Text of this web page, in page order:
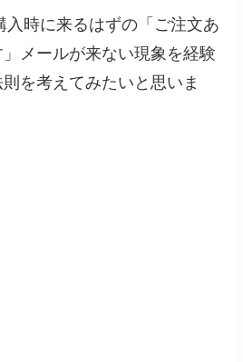
入時に来るはずの「ご注文あ
メールが来ない現象を経験
を考えてみたいと思いま